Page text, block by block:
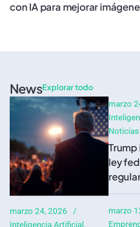
con IA para mejorar
NewsExplorar todo
marzo 24, 2026
Inteligencia Artificial
marzo
Noticias
Trump
ley
marzo